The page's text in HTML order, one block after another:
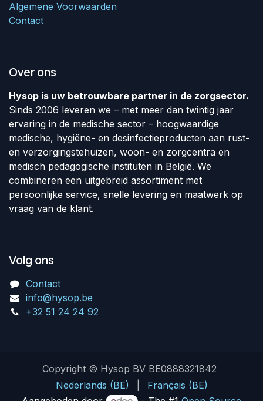
Algemene Voorwaarden
Contact
Over ons
Hysop is uw betrouwbare partner in de zorgsector.
Sinds 2006 leveren we – met meer dan twintig jaar
ervaring in de medische sector – hoogwaardige
medische, hygiëne- en desinfectieproducten aan rust-
en verzorgingstehuizen, woon- en zorgcentra en
medisch pedagogische instituten in België. We
combineren een uitgebreid assortiment met
persoonlijke service, snelle levering en maatwerk op
vraag van de klant.
Volg ons
Contact
info@hysop.be
+32 51 24 24 92
Copyright © Hysop BV BE0888321842
Nederlands (BE)
Français (BE)